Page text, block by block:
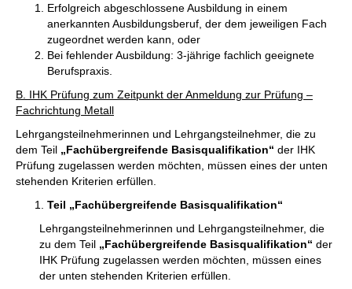
Erfolgreich abgeschlossene Ausbildung in einem
anerkannten Ausbildungsberuf, der dem jeweiligen Fach
zugeordnet werden kann, oder
Bei fehlender Ausbildung: 3-jährige fachlich geeignete
Berufspraxis.
B. IHK Prüfung zum Zeitpunkt der Anmeldung zur Prüfung –
Fachrichtung Metall
Lehrgangsteilnehmerinnen und Lehrgangsteilnehmer, die zu
dem Teil „Fachübergreifende Basisqualifikation“ der IHK
Prüfung zugelassen werden möchten, müssen eines der unten
stehenden Kriterien erfüllen.
Teil „Fachübergreifende Basisqualifikation“
Lehrgangsteilnehmerinnen und Lehrgangsteilnehmer, die
zu dem Teil „Fachübergreifende Basisqualifikation“ der
IHK Prüfung zugelassen werden möchten, müssen eines
der unten stehenden Kriterien erfüllen.